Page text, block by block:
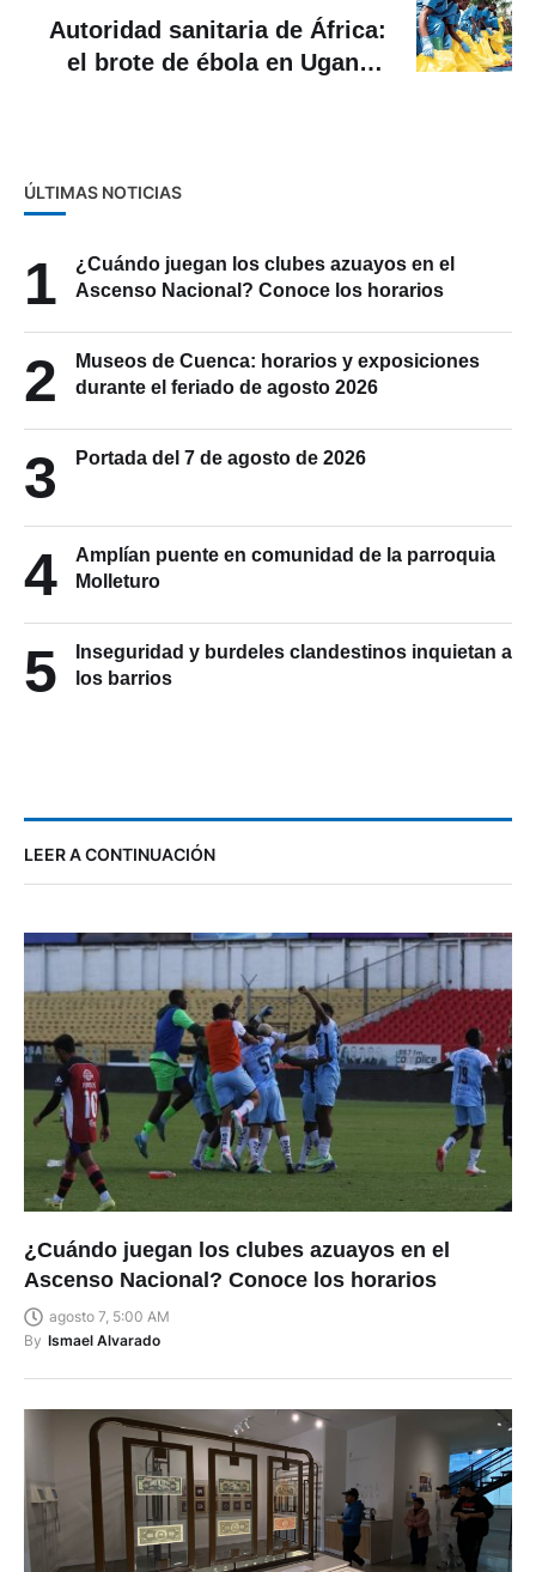
Siguiente Noticia
Autoridad sanitaria de África:
ÚLTIMAS NOTICIAS
1
¿Cuándo juegan los clubes azuayos en el
2
Museos de Cuenca: horarios y exposiciones
3
4
Amplían puente en comunidad de la parroquia
5
Inseguridad y burdeles clandestinos inquietan a
LEER A CONTINUACIÓN
¿Cuándo juegan los clubes azuayos en el
Ascenso Nacional? Conoce los horarios
agosto 7, 5:00 AM